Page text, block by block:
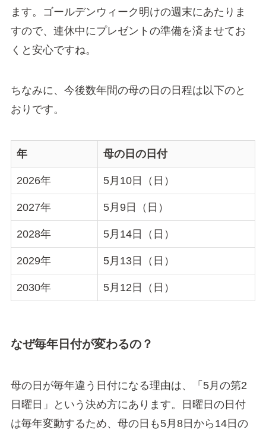
ます。ゴールデンウィーク明けの週末にあたりま
すので、連休中にプレゼントの準備を済ませてお
くと安心ですね。
ちなみに、今後数年間の母の日の日程は以下のと
おりです。
年 母の日の日付
2026年 5月10日（日）
2027年 5月9日（日）
2028年 5月14日（日）
2029年 5月13日（日）
2030年 5月12日（日）
なぜ毎年日付が変わるの？
母の日が毎年違う日付になる理由は、「5月の第2
日曜日」という決め方にあります。日曜日の日付
は毎年変動するため、母の日も5月8日から14日の